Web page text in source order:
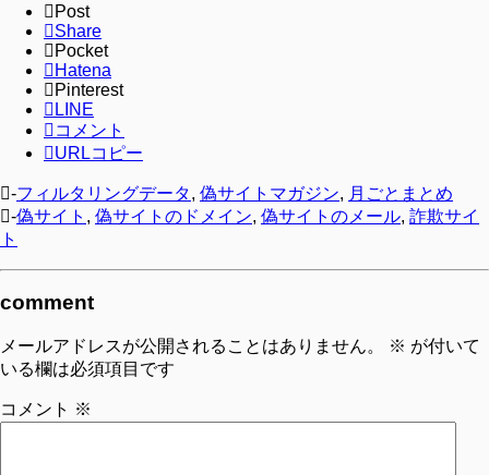
Post
Share
Pocket
Hatena
Pinterest
LINE
コメント
URLコピー
-フィルタリングデータ, 偽サイトマガジン, 月ごとまとめ
-偽サイト , 偽サイトのドメイン, 偽サイトのメール, 詐欺サイ
ト
comment
メールアドレスが公開されることはありません。 ※ が付いて
いる欄は必須項目です
コメント ※